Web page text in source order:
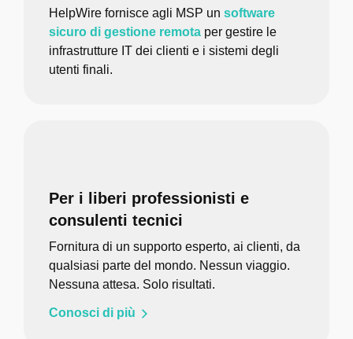
HelpWire fornisce agli MSP un software
sicuro di gestione remota per gestire le
infrastrutture IT dei clienti e i sistemi degli
utenti finali.
Per i liberi professionisti e
consulenti tecnici
Fornitura di un supporto esperto, ai clienti, da
qualsiasi parte del mondo. Nessun viaggio.
Nessuna attesa. Solo risultati.
Conosci di più